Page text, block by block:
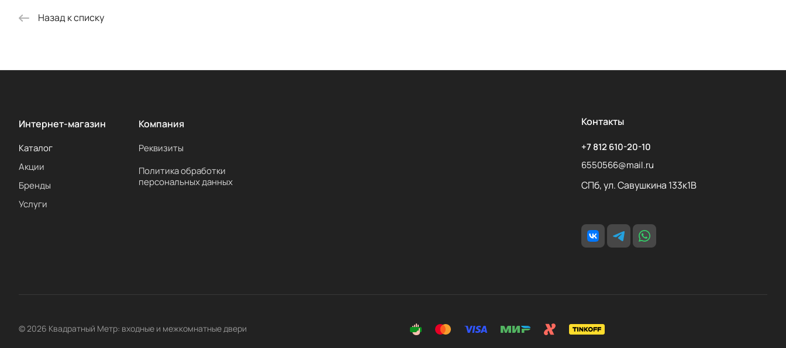
Назад к списку
Интернет-магазин
Каталог
Акции
Бренды
Услуги
Компания
Реквизиты
Политика обработки
персональных данных
Контакты
+7 812 610-20-10
6550566@mail.ru
СПб, ул. Савушкина 133к1В
© 2026 Квадратный Метр: входные и межкомнатные двери